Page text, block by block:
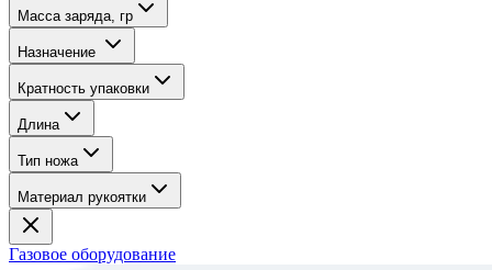
Масса заряда, гр
Назначение
Кратность упаковки
Длина
Тип ножа
Материал рукоятки
Газовое оборудование